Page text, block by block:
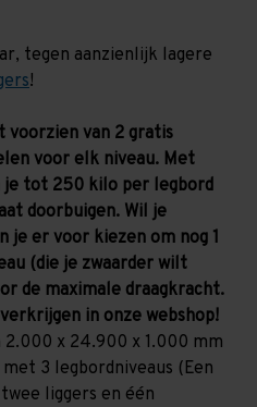
tegen aanzienlijk lagere
!
voorzien van 2 gratis
voor elk niveau. Met
je tot 250 kilo per legbord
doorbuigen. Wil je
je er voor kiezen om nog 1
(die je zwaarder wilt
de maximale draagkracht.
in onze webshop!
x 24.900 x 1.000 mm
3 legbordniveaus (Een
liggers en één